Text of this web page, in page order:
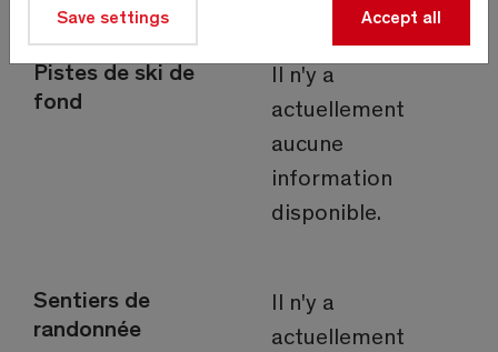
Pistes de ski de
fond
Il n'y a
actuellement
aucune
information
disponible.
Sentiers de
randonnée
Il n'y a
actuellement
Save settings Accept all